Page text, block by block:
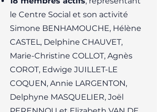
le Centre Social et son activité
Simone BENHAMOUCHE, Hélène
CASTEL, Delphine CHAUVET,
Marie-Christine COLLOT, Agnès
COROT, Edwige JUILLET-LE
COQUEN, Annie LARGENTON,
Delphyne MASQUELIER, Joël